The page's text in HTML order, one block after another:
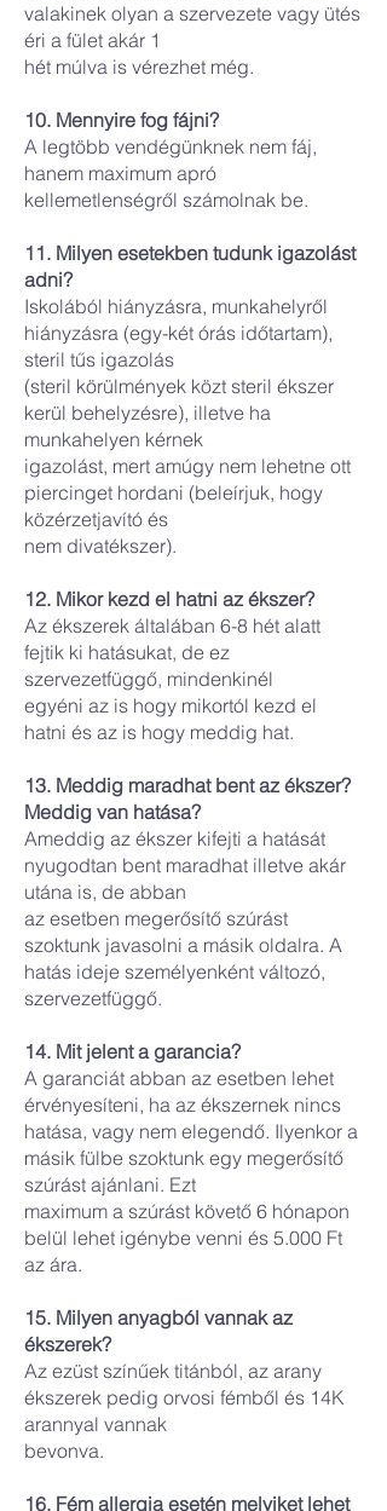
valakinek olyan a szervezete vagy ütés
éri a fület akár 1
hét múlva is vérezhet még.
10. Mennyire fog fájni?
A legtöbb vendégünknek nem fáj,
hanem maximum apró
kellemetlenségről számolnak be.
11. Milyen esetekben tudunk igazolást
adni?
Iskolából hiányzásra, munkahelyről
hiányzásra (egy-két órás időtartam),
steril tűs igazolás
(steril körülmények közt steril ékszer
kerül behelyzésre), illetve ha
munkahelyen kérnek
igazolást, mert amúgy nem lehetne ott
piercinget hordani (beleírjuk, hogy
közérzetjavító és
nem divatékszer).
12. Mikor kezd el hatni az ékszer?
Az ékszerek általában 6-8 hét alatt
fejtik ki hatásukat, de ez
szervezetfüggő, mindenkinél
egyéni az is hogy mikortól kezd el
hatni és az is hogy meddig hat.
13. Meddig maradhat bent az ékszer?
Meddig van hatása?
Ameddig az ékszer kifejti a hatását
nyugodtan bent maradhat illetve akár
utána is, de abban
az esetben megerősítő szúrást
szoktunk javasolni a másik oldalra. A
hatás ideje személyenként változó,
szervezetfüggő.
14. Mit jelent a garancia?
A garanciát abban az esetben lehet
érvényesíteni, ha az ékszernek nincs
hatása, vagy nem elegendő. Ilyenkor a
másik fülbe szoktunk egy megerősítő
szúrást ajánlani. Ezt
maximum a szúrást követő 6 hónapon
belül lehet igénybe venni és 5.000 Ft
az ára.
15. Milyen anyagból vannak az
ékszerek?
Az ezüst színűek titánból, az arany
ékszerek pedig orvosi fémből és 14K
arannyal vannak
bevonva.
16. Fém allergia esetén melyiket lehet